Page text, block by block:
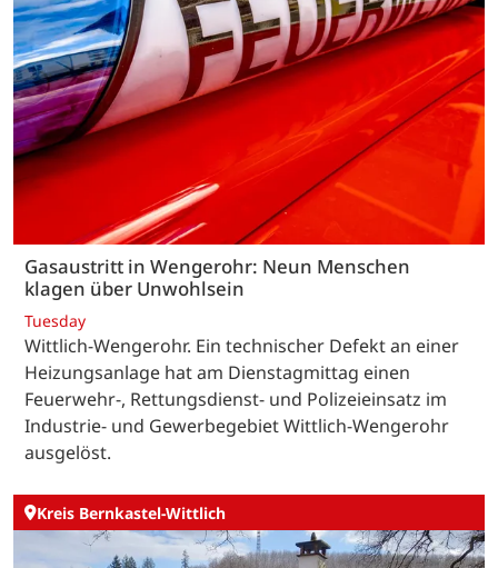
Gasaustritt in Wengerohr: Neun Menschen
klagen über Unwohlsein
Tuesday
Wittlich-Wengerohr. Ein technischer Defekt an einer
Heizungsanlage hat am Dienstagmittag einen
Feuerwehr-, Rettungsdienst- und Polizeieinsatz im
Industrie- und Gewerbegebiet Wittlich-Wengerohr
ausgelöst.
Kreis Bernkastel-Wittlich